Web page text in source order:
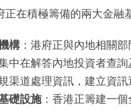
在積極籌備的兩大金融
構：港府正與內地相關
中在解答內地投資者查詢
渠道處理資訊，建立資訊
礎設施：香港正籌建一